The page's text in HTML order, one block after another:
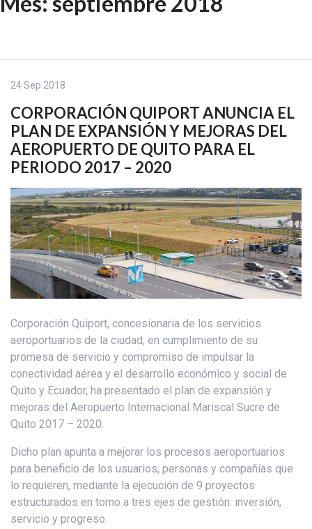
Skip
24 Sep 2018
CORPORACIÓN QUIPORT ANUNCIA EL
PLAN DE EXPANSIÓN Y MEJORAS DEL
AEROPUERTO DE QUITO PARA EL
PERIODO 2017 – 2020
Corporación Quiport, concesionaria de los servicios
aeroportuarios de la ciudad, en cumplimiento de su
promesa de servicio y compromiso de impulsar la
conectividad aérea y el desarrollo económico y social de
Quito y Ecuador, ha presentado el plan de expansión y
mejoras del Aeropuerto Internacional Mariscal Sucre de
Quito 2017 – 2020.
Dicho plan apunta a mejorar los procesos aeroportuarios
para beneficio de los usuarios, personas y compañías que
lo requieren, mediante la ejecución de 9 proyectos
estructurados en torno a tres ejes de gestión: inversión,
servicio y progreso.